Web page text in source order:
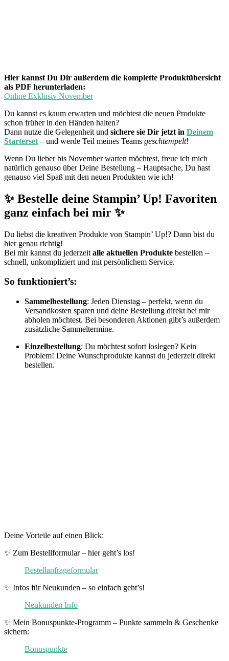
Hier kannst Du Dir außerdem die komplette Produktübersicht
als PDF herunterladen:
Online Exklusiv November
Du kannst es kaum erwarten und möchtest die neuen Produkte
schon früher in den Händen halten?
Dann nutze die Gelegenheit und sichere sie Dir jetzt in Deinem
Starterset – und werde Teil meines Teams geschtempelt!
Wenn Du lieber bis November warten möchtest, freue ich mich
natürlich genauso über Deine Bestellung – Hauptsache, Du hast
genauso viel Spaß mit den neuen Produkten wie ich!
✨ Bestelle deine Stampin’ Up! Favoriten
ganz einfach bei mir ✨
Du liebst die kreativen Produkte von Stampin’ Up!? Dann bist du
hier genau richtig!
Bei mir kannst du jederzeit alle aktuellen Produkte bestellen –
schnell, unkompliziert und mit persönlichem Service.
So funktioniert’s:
Sammelbestellung: Jeden Dienstag – perfekt, wenn du
Versandkosten sparen und deine Bestellung direkt bei mir
abholen möchtest. Bei besonderen Aktionen gibt’s außerdem
zusätzliche Sammeltermine.
Einzelbestellung: Du möchtest sofort loslegen? Kein
Problem! Deine Wunschprodukte kannst du jederzeit direkt
bestellen.
Deine Vorteile auf einen Blick:
✨ Zum Bestellformular – hier geht’s los!
Bestellanfrageformular
✨ Infos für Neukunden – so einfach geht’s!
Neukunden Info
✨ Mein Bonuspunkte-Programm – Punkte sammeln & Geschenke
sichern:
Bonuspunkte